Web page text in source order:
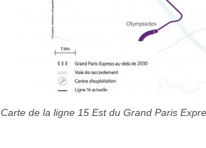
Carte de la ligne 15 Est du Grand Paris